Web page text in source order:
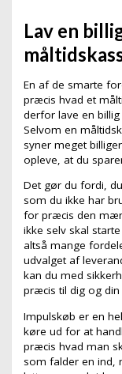
Lav en
En af de smarte
præcis hvad et
derfor lave en
Selvom en
syner meget
opleve, at du
Det gør du fordi,
som du ikke har
for præcis den
ikke selv skal
altså mange
udvalget af
kan du med
præcis til dig og din
Impulskøb er en
køre ud for at
præcis hvad man
som falder en ind,